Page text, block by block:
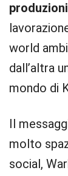
world
dall’altra
mondo di
Il
molto
social,